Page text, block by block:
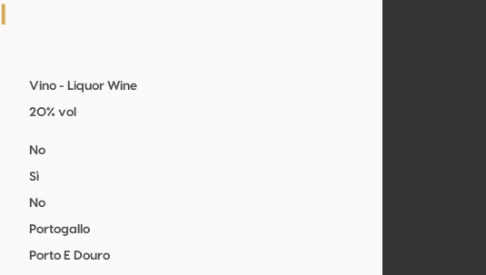
Vino - Liquor Wine
20% vol
No
Sì
No
Portogallo
Porto E Douro